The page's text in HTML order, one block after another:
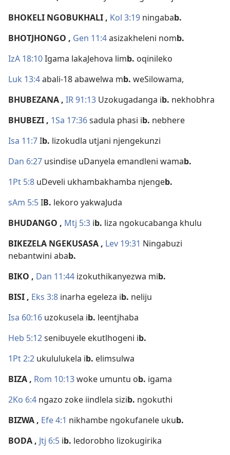
BHOKELI NGOBUKHALI, Kol 3:19 ningabab.
BHOTJHONGO , Gen 11:4asizakheleni nomb.
IzA 18:10Igama lakaJehova limb. oqinileko
Luk 13:4abali-18 abawelwa mb. weSilowama,
BHUBEZANA, IR 91:13 Uzokugadanga ib. nekhobhra
BHUBEZI, 1Sa 17:36sadula phasi ib. nebhere
Isa 11:7Ib. lizokudla utjani njengekunzi
Dan 6:27 usindise uDanyela emandleni wamab.
1Pt 5:8 uDeveli ukhambakhamba njengeb.
sAm 5:5IB. lekoro yakwaJuda
BHUDANGO , Mtj 5:3 ib. liza ngokucabanga khulu
BIKEZELA NGEKUSASA, Lev 19:31 Ningabuzi
nebantwini abab.
BIKO , Dan 11:44 izokuthikanyezwa mib.
BISI, Eks 3:8 inarha egeleza ib. neliju
Isa 60:16 uzokusela ib. leentjhaba
Heb 5:12senibuyele ekutlhogeni ib.
1Pt 2:2 ukululukela ib. elimsulwa
BIZA, Rom 10:13woke umuntu ob. igama
2Ko 6:4 ngazo zoke iindlela sizib. ngokuthi
BIZWA, Efe 4:1 nikhambe ngokufanele ukub.
BODA, Jtj 6:5 ib. ledorobho lizokugirika